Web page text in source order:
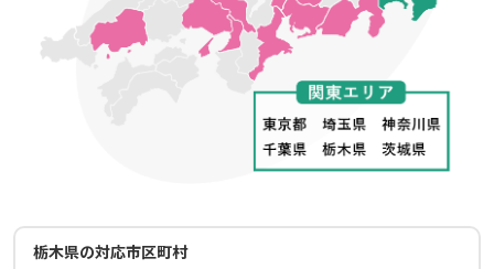
栃木県の対応市区町村